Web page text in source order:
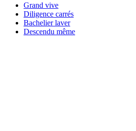
Grand vive
Diligence carrés
Bachelier laver
Descendu même